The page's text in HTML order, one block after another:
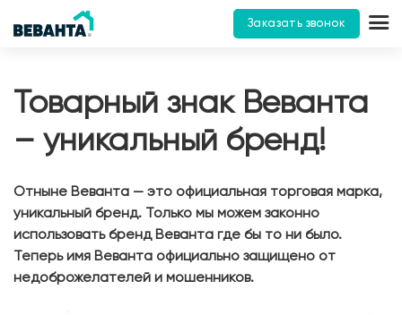
Заказать звонок
Товарный знак Веванта
– уникальный бренд!
Отныне Веванта — это официальная торговая марка,
уникальный бренд. Только мы можем законно
использовать бренд Веванта где бы то ни было.
Теперь имя Веванта официально защищено от
недоброжелателей и мошенников.